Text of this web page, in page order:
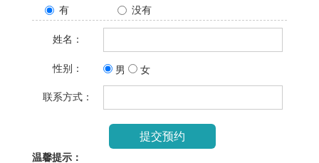
有 没有
姓名：
性别： 男 女
联系方式：
温馨提示：